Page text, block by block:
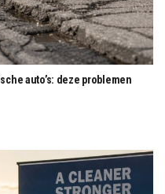
auto’s: deze problemen